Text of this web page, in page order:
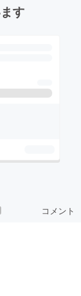
す
コメント